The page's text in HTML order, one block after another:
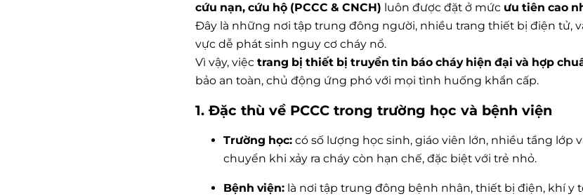
cứu nạn, cứu hộ (PCCC & CNCH) luôn được đặt ở mức ưu tiên cao
Đây là những nơi tập trung đông người, nhiều trang thiết bị điện tử,
vực dễ phát sinh nguy cơ cháy nổ.
Vì vậy, việc trang bị thiết bị truyền tin báo cháy hiện đại và hợp
bảo an toàn, chủ động ứng phó với mọi tình huống khẩn cấp.
1. Đặc thù về PCCC trong trường học và bệnh viện
Trường học: có số lượng học sinh, giáo viên lớn, nhiều tầng lớp
chuyển khi xảy ra cháy còn hạn chế, đặc biệt với trẻ nhỏ.
Bệnh viện: là nơi tập trung đông bệnh nhân, thiết bị điện, khí y